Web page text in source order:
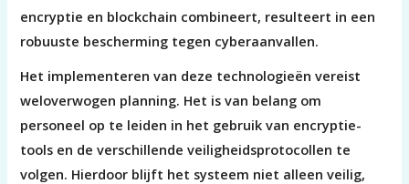
encryptie en blockchain combineert, resulteert in een
robuuste bescherming tegen cyberaanvallen.
Het implementeren van deze technologieën vereist
weloverwogen planning. Het is van belang om
personeel op te leiden in het gebruik van encryptie-
tools en de verschillende veiligheidsprotocollen te
volgen. Hierdoor blijft het systeem niet alleen veilig,